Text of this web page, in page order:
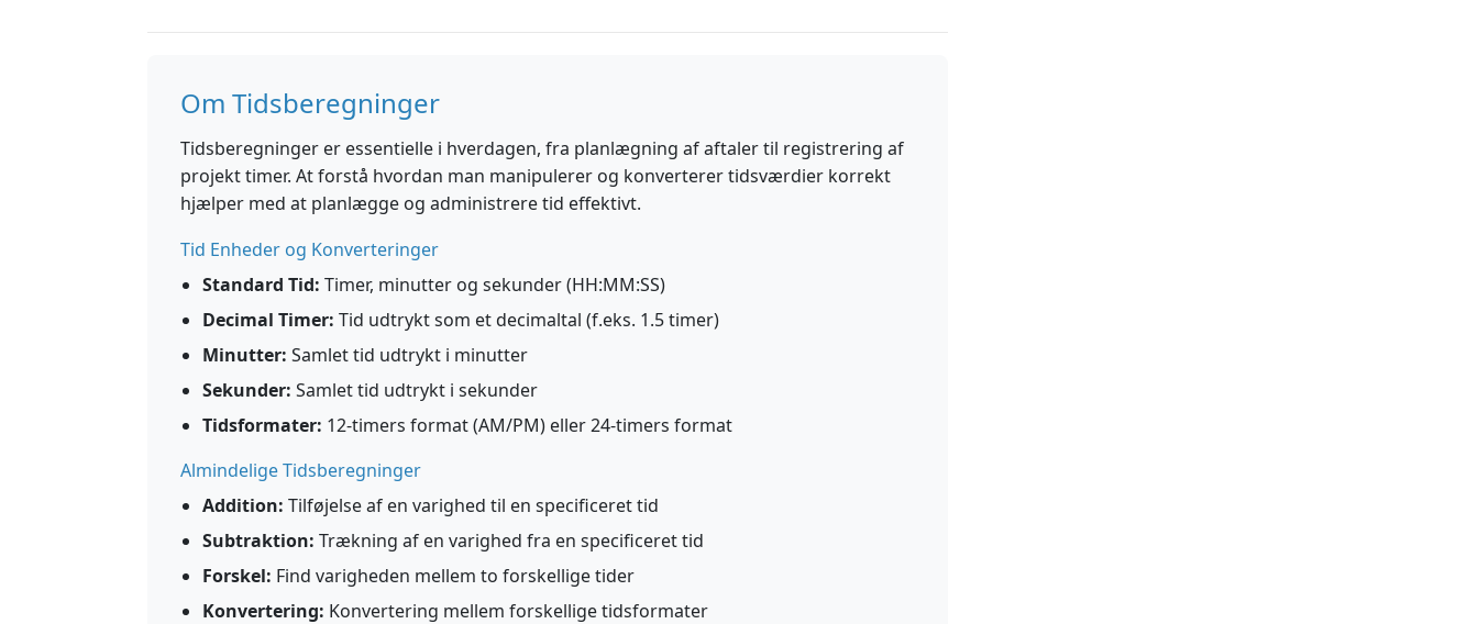
Om Tidsberegninger
Tidsberegninger er essentielle i hverdagen, fra planlægning af aftaler til registrering af
projekt timer. At forstå hvordan man manipulerer og konverterer tidsværdier korrekt
hjælper med at planlægge og administrere tid effektivt.
Tid Enheder og Konverteringer
Standard Tid: Timer, minutter og sekunder (HH:MM:SS)
Decimal Timer: Tid udtrykt som et decimaltal (f.eks. 1.5 timer)
Minutter: Samlet tid udtrykt i minutter
Sekunder: Samlet tid udtrykt i sekunder
Tidsformater: 12-timers format (AM/PM) eller 24-timers format
Almindelige Tidsberegninger
Addition: Tilføjelse af en varighed til en specificeret tid
Subtraktion: Trækning af en varighed fra en specificeret tid
Forskel: Find varigheden mellem to forskellige tider
Konvertering: Konvertering mellem forskellige tidsformater